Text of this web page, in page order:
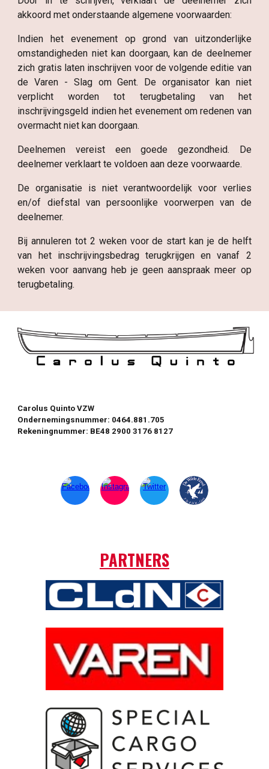
akkoord met onderstaande algemene voorwaarden:
Indien het evenement op grond van uitzonderlijke
omstandigheden niet kan doorgaan, kan de deelnemer
zich gratis laten inschrijven voor de volgende editie van
de Varen - Slag om Gent. De organisator kan niet
verplicht worden tot terugbetaling van het
inschrijvingsgeld indien het evenement om redenen van
overmacht niet kan doorgaan.
Deelnemen vereist een goede gezondheid. De
deelnemer verklaart te voldoen aan deze voorwaarde.
De organisatie is niet verantwoordelijk voor verlies
en/of diefstal van persoonlijke voorwerpen van de
deelnemer.
Bij annuleren tot 2 weken voor de start kan je de helft
van het inschrijvingsbedrag terugkrijgen en vanaf 2
weken voor aanvang heb je geen aanspraak meer op
terugbetaling.
Carolus Quinto VZW
Ondernemingsnummer: 0464.881.705
Rekeningnummer: BE48 2900 3176 8127
PARTNERS